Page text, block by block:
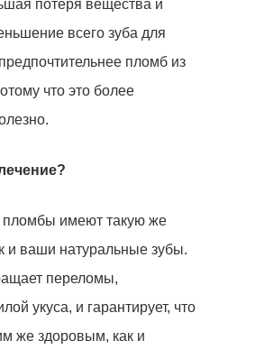
потеря вещества и
всего зуба для
пломб из
что это более
имеют такую ​​же
и ваши натуральные зубы.
переломы,
укуса, и гарантирует, что
же здоровым, как и